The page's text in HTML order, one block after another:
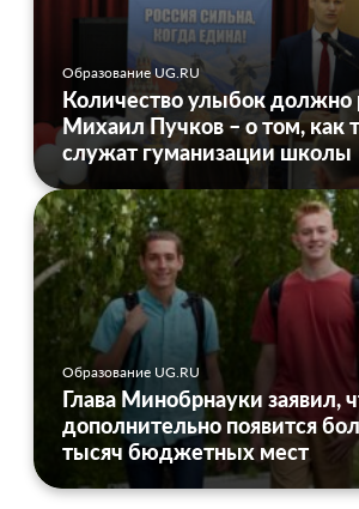
Образование UG.RU
Количество улыбок должно
Михаил Пучков – о том, как
служат гуманизации школы
Образование UG.RU
Глава Минобрнауки заявил,
дополнительно появится
тысяч бюджетных мест